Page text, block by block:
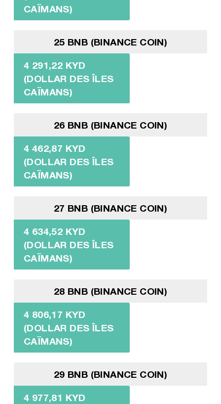
CAÏMANS)
25 BNB (BINANCE COIN)
4 291,22 KYD
(DOLLAR DES ÎLES
CAÏMANS)
26 BNB (BINANCE COIN)
4 462,87 KYD
(DOLLAR DES ÎLES
CAÏMANS)
27 BNB (BINANCE COIN)
4 634,52 KYD
(DOLLAR DES ÎLES
CAÏMANS)
28 BNB (BINANCE COIN)
4 806,17 KYD
(DOLLAR DES ÎLES
CAÏMANS)
29 BNB (BINANCE COIN)
4 977,81 KYD